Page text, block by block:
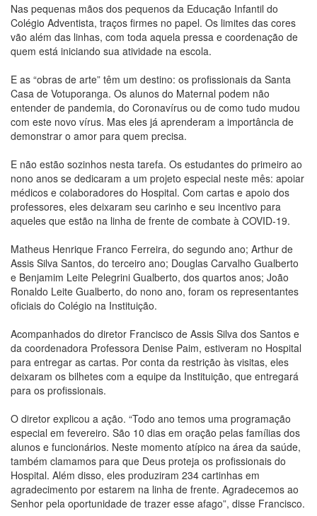
Nas pequenas mãos dos pequenos da Educação Infantil do
Colégio Adventista, traços firmes no papel. Os limites das cores
vão além das linhas, com toda aquela pressa e coordenação de
quem está iniciando sua atividade na escola.
E as “obras de arte” têm um destino: os profissionais da Santa
Casa de Votuporanga. Os alunos do Maternal podem não
entender de pandemia, do Coronavírus ou de como tudo mudou
com este novo vírus. Mas eles já aprenderam a importância de
demonstrar o amor para quem precisa.
E não estão sozinhos nesta tarefa. Os estudantes do primeiro ao
nono anos se dedicaram a um projeto especial neste mês: apoiar
médicos e colaboradores do Hospital. Com cartas e apoio dos
professores, eles deixaram seu carinho e seu incentivo para
aqueles que estão na linha de frente de combate à COVID-19.
Matheus Henrique Franco Ferreira, do segundo ano; Arthur de
Assis Silva Santos, do terceiro ano; Douglas Carvalho Gualberto
e Benjamim Leite Pelegrini Gualberto, dos quartos anos; João
Ronaldo Leite Gualberto, do nono ano, foram os representantes
oficiais do Colégio na Instituição.
Acompanhados do diretor Francisco de Assis Silva dos Santos e
da coordenadora Professora Denise Paim, estiveram no Hospital
para entregar as cartas. Por conta da restrição às visitas, eles
deixaram os bilhetes com a equipe da Instituição, que entregará
para os profissionais.
O diretor explicou a ação. “Todo ano temos uma programação
especial em fevereiro. São 10 dias em oração pelas famílias dos
alunos e funcionários. Neste momento atípico na área da saúde,
também clamamos para que Deus proteja os profissionais do
Hospital. Além disso, eles produziram 234 cartinhas em
agradecimento por estarem na linha de frente. Agradecemos ao
Senhor pela oportunidade de trazer esse afago”, disse Francisco.